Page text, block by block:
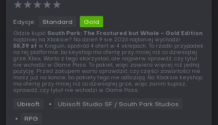
★★★★★
Edycje: Standard Gold
Gdzie kupić South Park: The Fractured but Whole - Gold Edition
najtaniej na Xboksie? Na dzień 9 sie 2026 najtaniej wychodzi
55,39 zł w Kinguin, spośród 4 ofert w 4 sklepach. To rzadki przypadek
na tej platformie, bo keyshop ma ofertę przy mniej niż co dziesiątej
grze Xbox. Warto z tego skorzystać, ale najpierw sprawdź, czy tytuł
nie wchodzi w Game Pass. To pakiet, więc zawiera więcej niż jedną
pozycję. Przed zakupem warto sprawdzić, czy części zawartości nie
masz już na koncie, bo pakiety tego nie odliczają. Na Xboksie keyshop
ma ofertę przy mniej niż co dziesiątej grze, więc zanim kupisz,
sprawdź, czy tytuł nie wchodzi w Game Pass.
Ubisoft Ubisoft Studio SF / South Park Studios
RPG